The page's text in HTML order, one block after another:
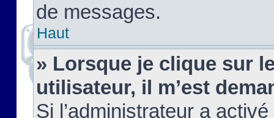
de messages.
Haut
» Lorsque je clique sur
utilisateur, il m’est
Si l’administrateur a